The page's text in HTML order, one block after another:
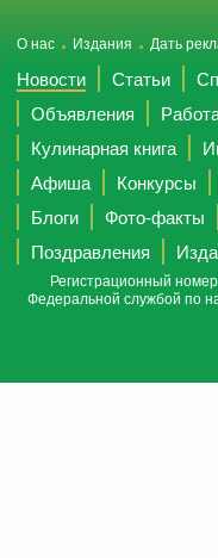
О нас Издания Дать
Новости Статьи
Объявления
Кулинарная книга
Афиша
Конкурсы
Блоги
Фото-факты
Поздравления
Регистрационный
Федеральной службой по